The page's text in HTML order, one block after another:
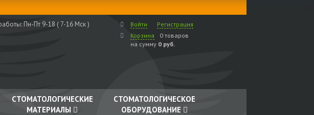
Пн-Пт 9-18 ( 7-16 Мск ) Войти
Регистрация
Корзина
0 товаров
на сумму 0 руб.
СТОМАТОЛОГИЧЕСКИЕ
МАТЕРИАЛЫ
СТОМАТОЛОГИЧЕСКОЕ
ОБОРУДОВАНИЕ